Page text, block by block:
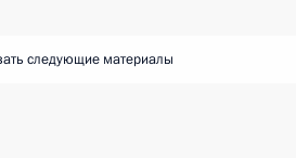
следующие материалы